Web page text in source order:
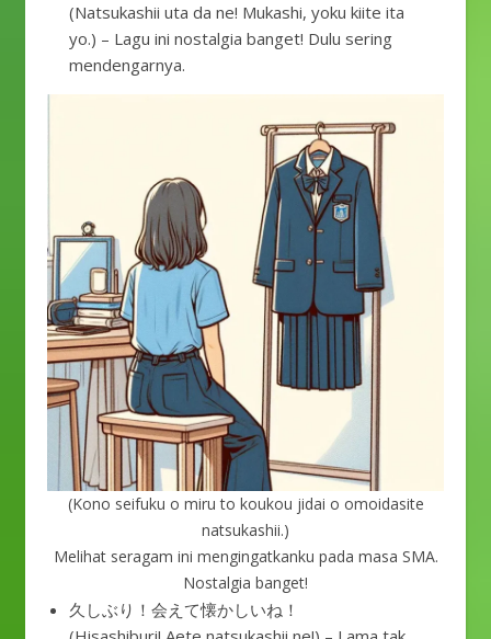
(Natsukashii uta da ne! Mukashi, yoku kiite ita
yo.) – Lagu ini nostalgia banget! Dulu sering
mendengarnya.
(Kono seifuku o miru to koukou jidai o omoidasite
natsukashii.)
Melihat seragam ini mengingatkanku pada masa SMA.
Nostalgia banget!
久しぶり！会えて懐かしいね！